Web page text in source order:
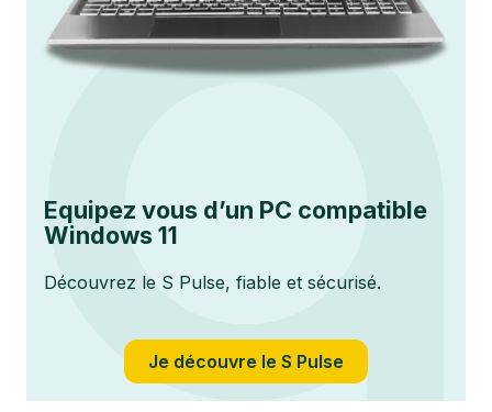
Equipez vous d’un PC compatible
Windows 11
Découvrez le S Pulse, fiable et sécurisé.
Je découvre le S Pulse